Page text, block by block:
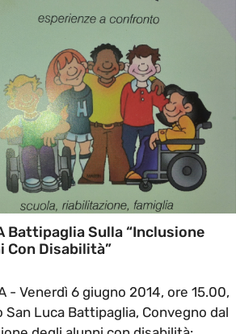
Battipaglia Sulla “Inclusione
Con Disabilità”
- Venerdì 6 giugno 2014, ore 15.00,
San Luca Battipaglia, Convegno dal